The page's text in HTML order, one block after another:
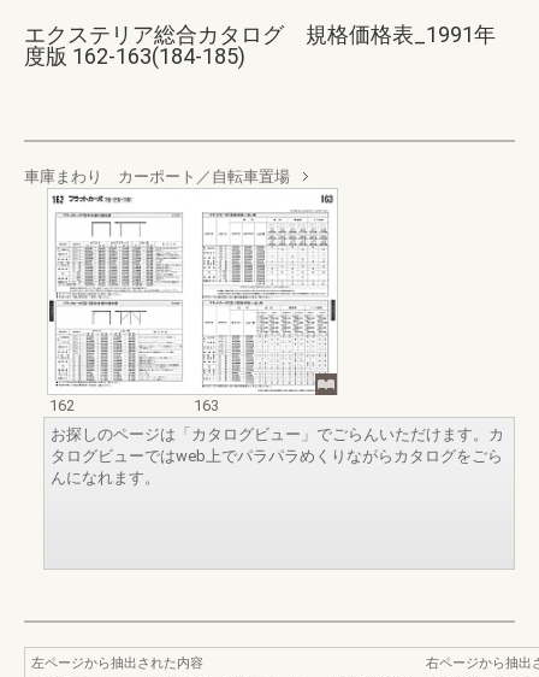
エクステリア総合カタログ 規格価格表_1991年
度版 162-163(184-185)
車庫まわり カーポート／自転車置場
162
163
お探しのページは「カタログビュー」でごらんいただけます。カ
タログビューではweb上でパラパラめくりながらカタログをごら
んになれます。
左ページから抽出された内容
右ページから抽出